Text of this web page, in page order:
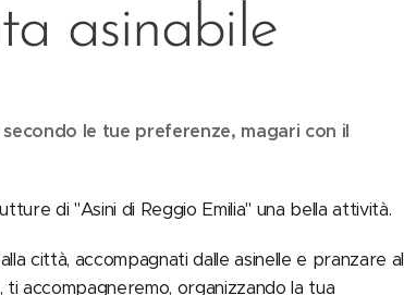
asinabile
le tue preferenze, magari con il
di "Asini di Reggio Emilia" una bella attività.
città, accompagnati dalle asinelle e pranzare al
accompagneremo, organizzando la tua